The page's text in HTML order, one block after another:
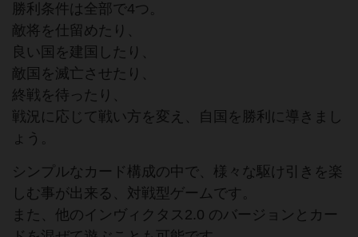
勝利条件は全部で4つ。
敵将を仕留めたり、
良い国を建国したり、
敵国を滅亡させたり、
終戦を待ったり、
戦況に応じて戦い方を変え、自国を勝利に導きまし
ょう。
シンプルなカード構成の中で、様々な駆け引きを楽
しむ事が出来る、対戦型ゲームです。
また、他のインヴィクタス2.0 のバージョンとカー